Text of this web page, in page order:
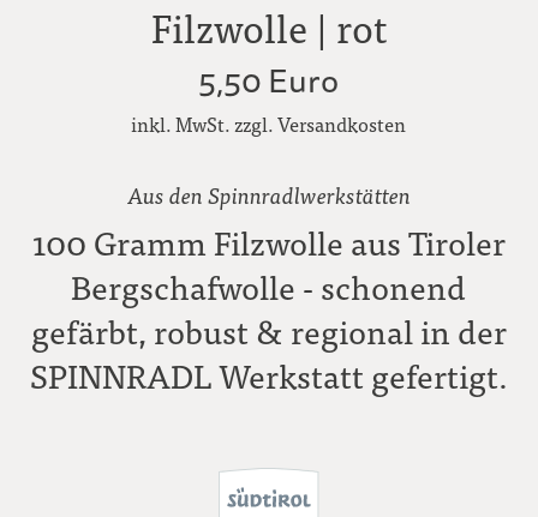
Filzwolle | rot
5,50 Euro
inkl. MwSt. zzgl. Versandkosten
Aus den Spinnradlwerkstätten
100 Gramm Filzwolle aus Tiroler
Bergschafwolle - schonend
gefärbt, robust & regional in der
SPINNRADL Werkstatt gefertigt.